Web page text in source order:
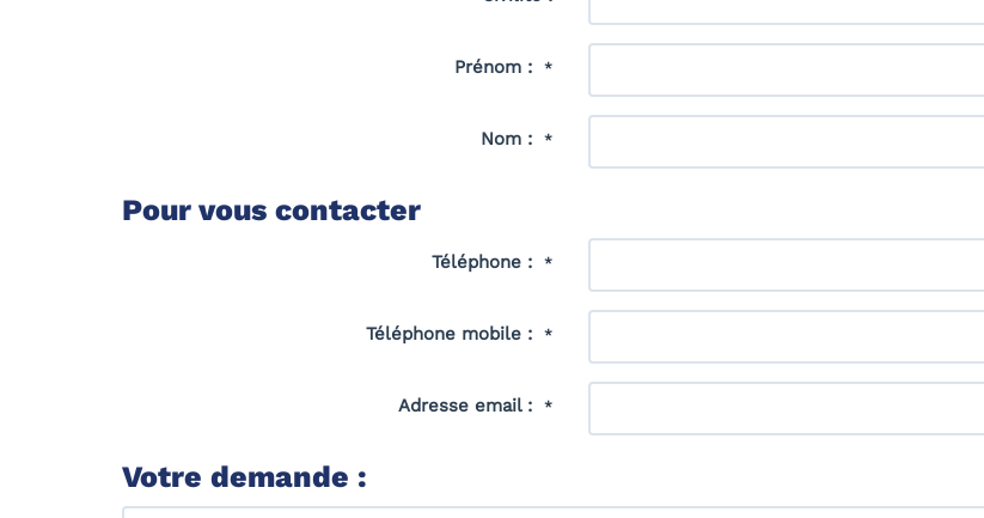
Prénom : *
Nom : *
Pour vous contacter
Téléphone : *
Téléphone mobile : *
Adresse email : *
Votre demande :